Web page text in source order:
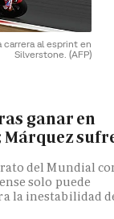
carrera al esprint en
Silverstone. (AFP)
ganar en
del Mundial
solo puede
la inestabilidad